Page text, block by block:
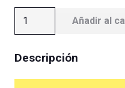
Acrílico
250ml
(imagen
Añadir al
Descripción